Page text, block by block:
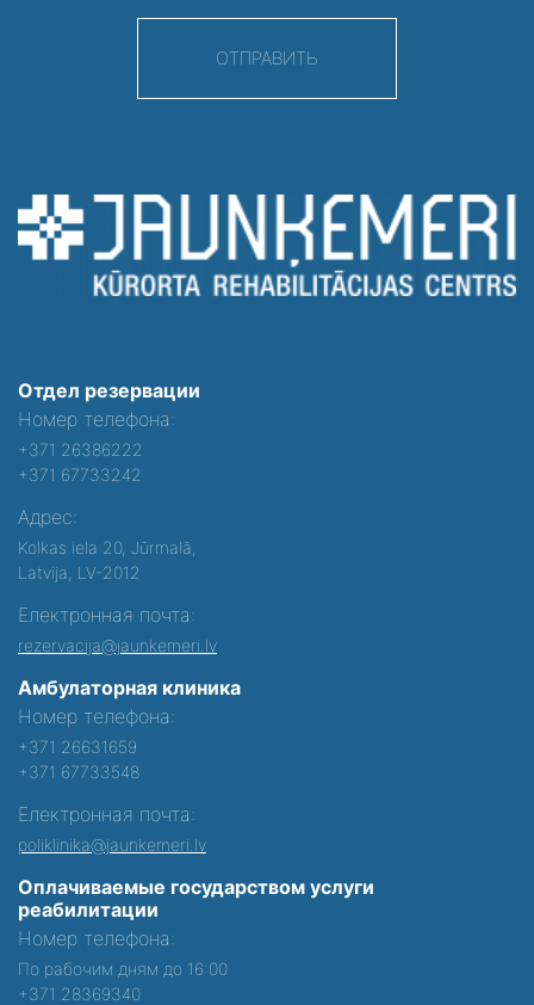
ОТПРАВИТЬ
Отдел резервации
Номер телефона:
+371 26386222
+371 67733242
Адрес:
Kolkas iela 20, Jūrmalā,
Latvija, LV-2012
Електронная почта:
rezervacija@jaunkemeri.lv
Амбулаторная клиника
Номер телефона:
+371 26631659
+371 67733548
Електронная почта:
poliklinika@jaunkemeri.lv
Оплачиваемые государством услуги
реабилитации
Номер телефона:
По рабочим дням до 16:00
+371 28369340